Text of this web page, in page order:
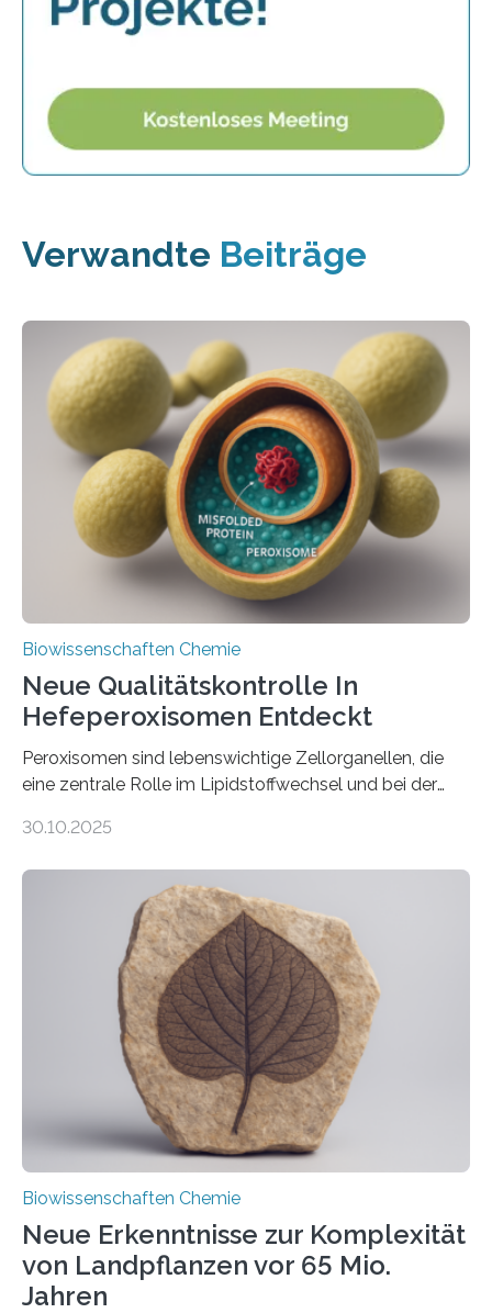
Verwandte Beiträge
Biowissenschaften Chemie
Neue Qualitätskontrolle In
Hefeperoxisomen Entdeckt
Peroxisomen sind lebenswichtige Zellorganellen, die
eine zentrale Rolle im Lipidstoffwechsel und bei der
erfüllen können, müssen zahlreiche Enzyme präzise in
der Ruhr-Universität Bochum um Prof. Dr. Ralf Erdmann
und Dr. Ismaila Francis Yusuf hat nun einen bislang
unbekannten Qualitätskontrollmechanismus des
peroxisomalen Proteintransports in der Bäckerhefe
Saccharomyces cerevisiae entdeckt, der für die
Funktionsfähigkeit der Organellen entscheidend ist. Die
Studie wurde am 28. Oktober 2025 in der
Fachzeitschrift…
30.10.2025
Biowissenschaften Chemie
Neue Erkenntnisse zur Komplexität
von Landpflanzen vor 65 Mio.
Jahren